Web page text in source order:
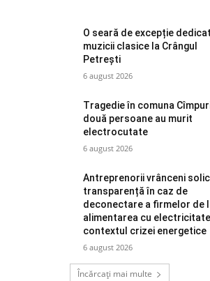
O seară de excepție
muzicii clasice la Crângul
Petrești
6 august 2026
Tragedie în comuna
două persoane au murit
electrocutate
6 august 2026
Antreprenorii vrânceni
transparență în caz de
deconectare a firmelor de
alimentarea cu
contextul crizei energetice
6 august 2026
Încărcați mai multe